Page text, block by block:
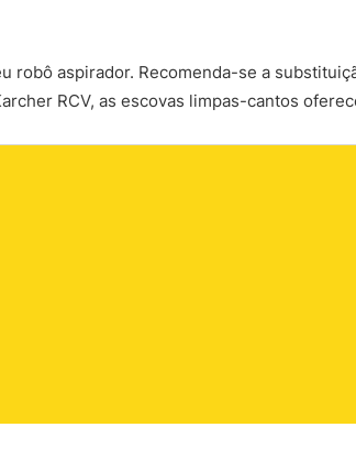
robô aspirador. Recomenda-se a
RCV, as escovas limpas-cantos